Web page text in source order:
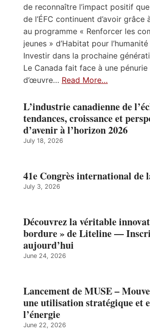
de reconnaître l’impact positif
de l’ÉFC continuent d’avoir grâce
au programme « Renforcer les
jeunes » d’Habitat pour
Investir dans la prochaine
Le Canada fait face à une
d’œuvre… Read More…
L’industrie canadienne de
tendances, croissance et
d’avenir à l’horizon 2026
July 18, 2026
41e Congrès international de
July 3, 2026
Découvrez la véritable
bordure » de Liteline —
aujourd’hui
June 24, 2026
Lancement de MUSE –
une utilisation stratégique et
l’énergie
June 22, 2026